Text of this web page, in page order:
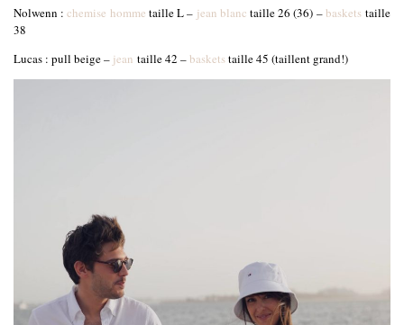
Nolwenn :chemise homme taille L – jean blanc taille 26 (36) –basketstaille
38
Lucas : pull beige – jean taille 42 –basketstaille 45 (taillent grand!)